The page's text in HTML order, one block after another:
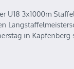
U18 3x1000m
in Kapfenberg